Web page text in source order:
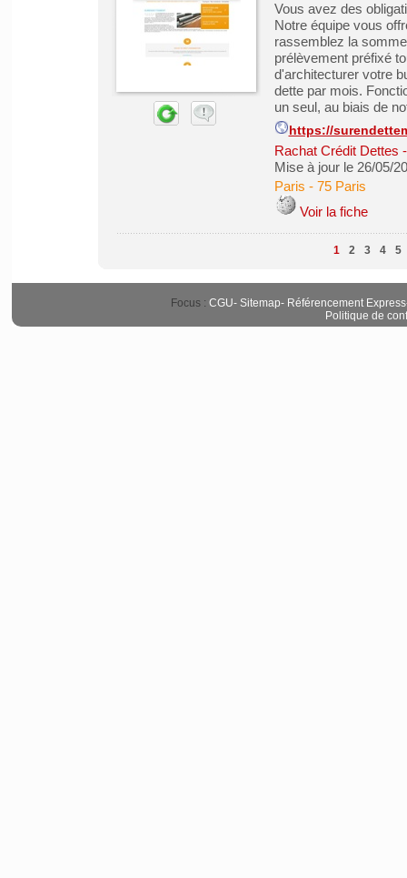
Vous avez des
Notre équipe vous
rassemblez la
prélèvement préfixé
d'architecturer votre
dette par mois.
un seul, au biais de
https://
Rachat Crédit Dettes
Mise à jour le 26/05/
Paris - 75 Paris
Voir la fiche
1 2 3 4 5
Focus : CGU- Sitemap- Référencement Express
Politique de